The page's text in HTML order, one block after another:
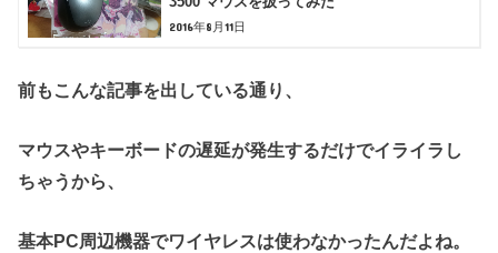
2016年8月11日
前もこんな記事を出している通り、
マウスやキーボードの遅延が発生するだけでイライラし
ちゃうから、
基本PC周辺機器でワイヤレスは使わなかったんだよね。